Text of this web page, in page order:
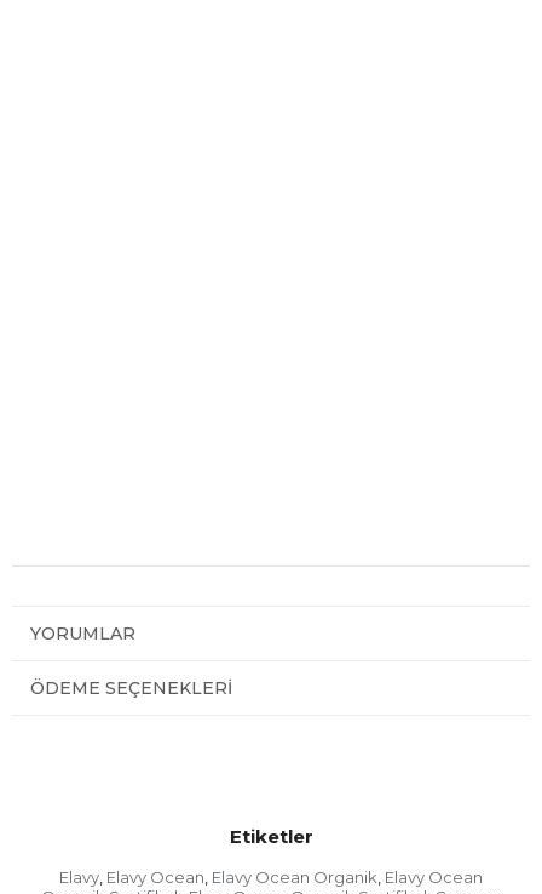
YORUMLAR
ÖDEME SEÇENEKLERI
Etiketler
Elavy, Elavy Ocean, Elavy Ocean Organik, Elavy Ocean